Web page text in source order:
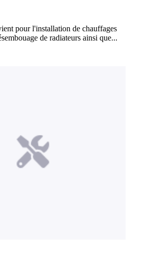
pour l'installation de chauffages
de radiateurs ainsi que...